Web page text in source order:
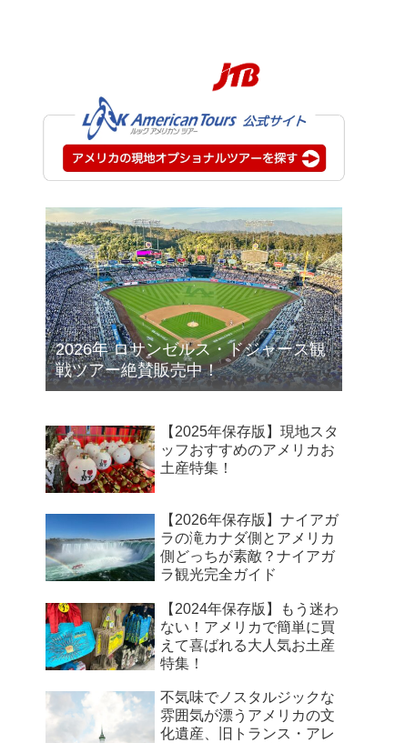
2026年 ロサンゼルス・ドジャース観
戦ツアー絶賛販売中！
【2025年保存版】現地スタ
ッフおすすめのアメリカお
土産特集！
【2026年保存版】ナイアガ
ラの滝カナダ側とアメリカ
側どっちが素敵？ナイアガ
ラ観光完全ガイド
【2024年保存版】もう迷わ
ない！アメリカで簡単に買
えて喜ばれる大人気お土産
特集！
不気味でノスタルジックな
雰囲気が漂うアメリカの文
化遺産、旧トランス・アレ